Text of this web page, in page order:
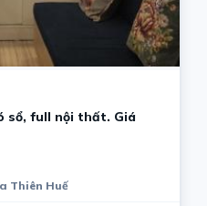
sổ, full nội thất. Giá
Thiên Huế